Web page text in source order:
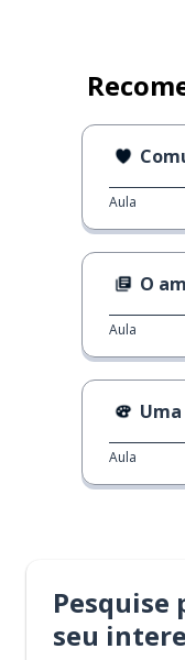
Aula
O
Aula
Uma
Aula
Pesquise
seu